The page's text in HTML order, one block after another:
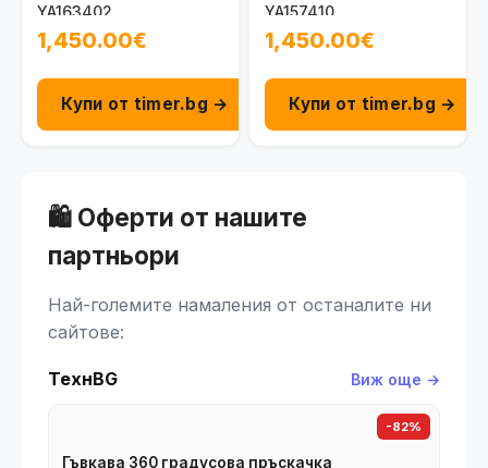
YA163402
1,450.00€
Купи от timer.bg →
YA157410
1,450.00€
Купи от timer.bg →
🛍️ Оферти от нашите
партньори
Най-големите намаления от останалите ни
сайтове:
ТехнBG Виж още →
-82%
Гъвкава 360 градусова пръскачка